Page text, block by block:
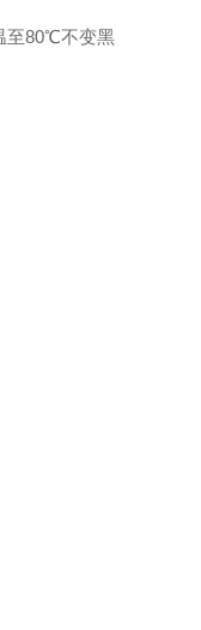
至80℃不变黑